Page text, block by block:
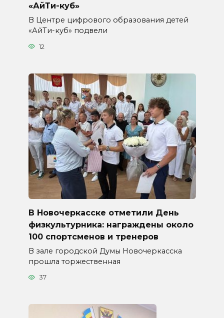
«АйТи-куб»
В Центре цифрового образования детей
«АйТи-куб» подвели
12
В Новочеркасске отметили День
физкультурника: награждены около
100 спортсменов и тренеров
В зале городской Думы Новочеркасска
прошла торжественная
37